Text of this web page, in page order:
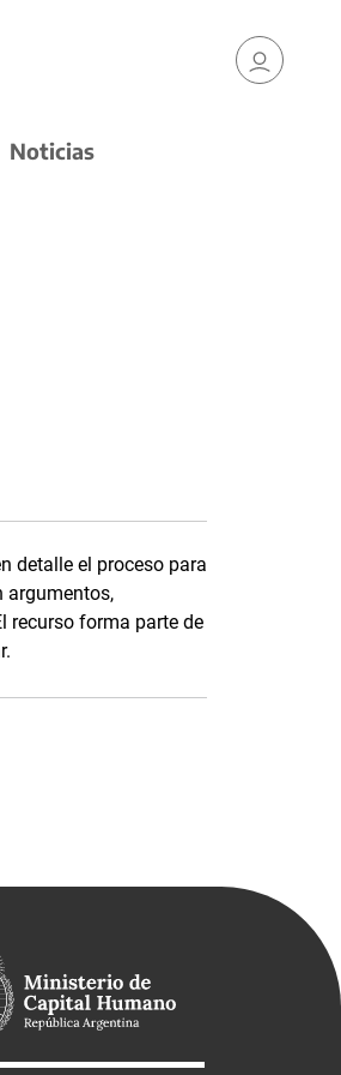
Noticias
detalle el proceso para
argumentos,
recurso forma parte de